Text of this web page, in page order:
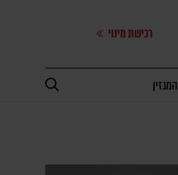
רכישת מינוי
המגזין